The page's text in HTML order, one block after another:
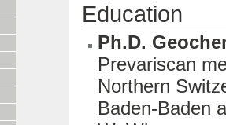
Education
Ph.D.
Prevariscan
Northern
Baden-Baden